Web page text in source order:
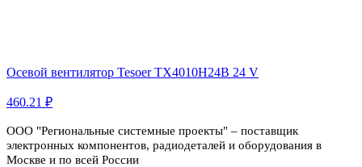
Осевой вентилятор Tesoer TX4010H24B 24 V
460.21 ₽
ООО "Региональные системные проекты" – поставщик
электронных компонентов, радиодеталей и оборудования в
Москве и по всей России